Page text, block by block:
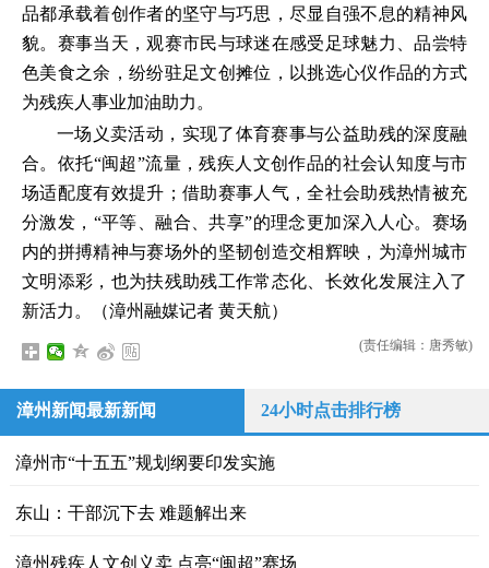
品都承载着创作者的坚守与巧思，尽显自强不息的精神风
貌。赛事当天，观赛市民与球迷在感受足球魅力、品尝特
色美食之余，纷纷驻足文创摊位，以挑选心仪作品的方式
为残疾人事业加油助力。
一场义卖活动，实现了体育赛事与公益助残的深度融
合。依托“闽超”流量，残疾人文创作品的社会认知度与市
场适配度有效提升；借助赛事人气，全社会助残热情被充
分激发，“平等、融合、共享”的理念更加深入人心。赛场
内的拼搏精神与赛场外的坚韧创造交相辉映，为漳州城市
文明添彩，也为扶残助残工作常态化、长效化发展注入了
新活力。（漳州融媒记者 黄天航）
(责任编辑：唐秀敏)
漳州新闻最新新闻 24小时点击排行榜
漳州市“十五五”规划纲要印发实施
东山：干部沉下去 难题解出来
漳州残疾人文创义卖 点亮“闽超”赛场